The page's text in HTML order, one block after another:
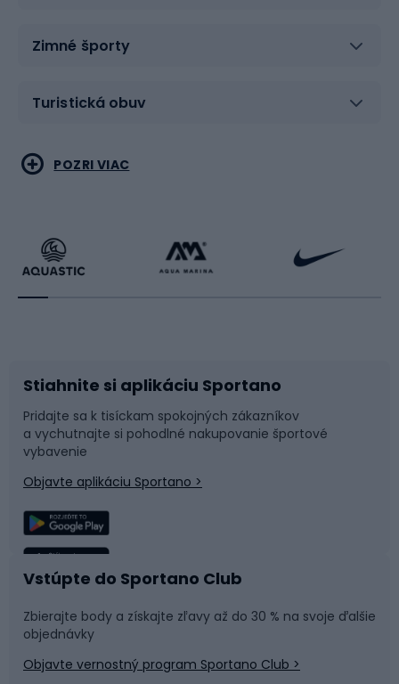
Zimné športy
Turistická obuv
Vodné športy
Beh
Príslušenstvo k bicyklom
Časti bicyklov
Rybolov
Športová medicína
Bushcraft
Bojové umenia
Raketové športy
Sane a kĺzačky
Snowboard
Plávanie
Tímové športy
Fitness a posilňovňa
POZRI VIAC
Stiahnite si aplikáciu Sportano
Pridajte sa k tisíckam spokojných zákazníkov
a vychutnajte si pohodlné nakupovanie športové
vybavenie
Objavte aplikáciu Sportano >
Vstúpte do Sportano Club
Zbierajte body a získajte zľavy až do 30 % na svoje ďalšie
objednávky
Objavte vernostný program Sportano Club >